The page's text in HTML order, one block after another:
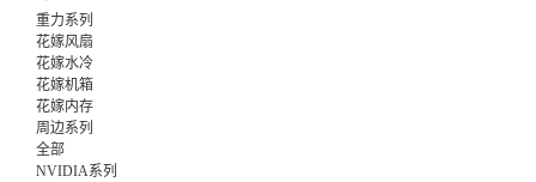
重力系列
花嫁风扇
花嫁水冷
花嫁机箱
花嫁内存
周边系列
全部
NVIDIA系列